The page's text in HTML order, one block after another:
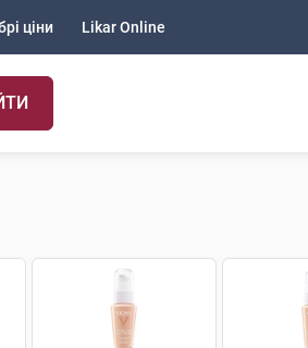
ціни Likar Online